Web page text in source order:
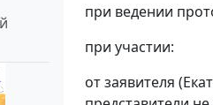
при ведении
при участии:
от заявителя